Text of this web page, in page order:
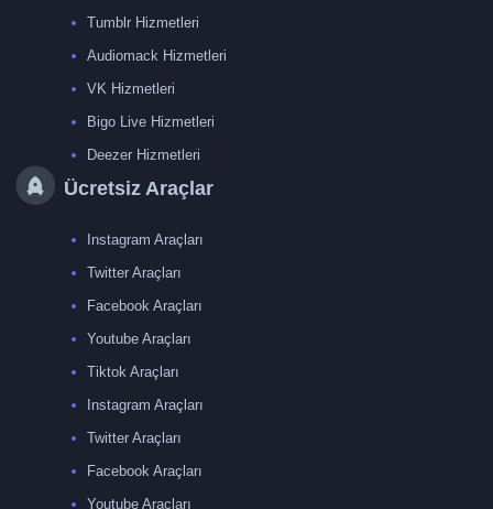
Tumblr Hizmetleri
Audiomack Hizmetleri
VK Hizmetleri
Bigo Live Hizmetleri
Deezer Hizmetleri
Ücretsiz Araçlar
Instagram Araçları
Twitter Araçları
Facebook Araçları
Youtube Araçları
Tiktok Araçları
Instagram Araçları
Twitter Araçları
Facebook Araçları
Youtube Araçları